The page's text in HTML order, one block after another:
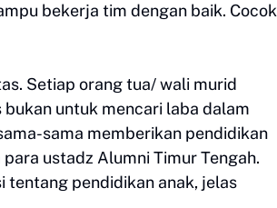
bekerja tim dengan baik. Cocok
Setiap orang tua/ wali murid
untuk mencari laba dalam
sama memberikan pendidikan
ustadz Alumni Timur Tengah.
tentang pendidikan anak, jelas